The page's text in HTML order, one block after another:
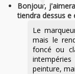
Bonjour,
tiendra dessus e
Le
mais le
foncé ou
peinture,